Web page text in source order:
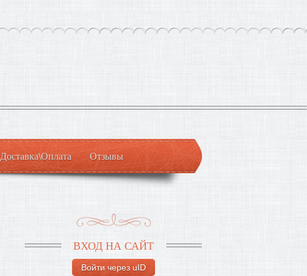
Доставка\Оплата Отзывы
ВХОД НА САЙТ
Войти через uID